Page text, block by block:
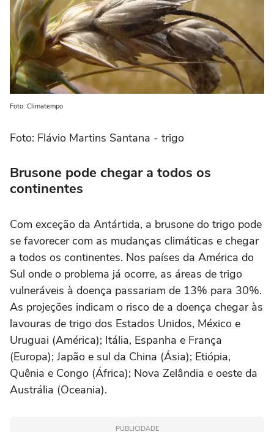
Foto: Climatempo
Foto: Flávio Martins Santana - trigo
Brusone pode chegar a todos os
continentes
Com exceção da Antártida, a brusone do trigo pode
se favorecer com as mudanças climáticas e chegar
a todos os continentes. Nos países da América do
Sul onde o problema já ocorre, as áreas de trigo
vulneráveis à doença passariam de 13% para 30%.
As projeções indicam o risco de a doença chegar às
lavouras de trigo dos Estados Unidos, México e
Uruguai (América); Itália, Espanha e França
(Europa); Japão e sul da China (Ásia); Etiópia,
Quênia e Congo (África); Nova Zelândia e oeste da
Austrália (Oceania).
PUBLICIDADE